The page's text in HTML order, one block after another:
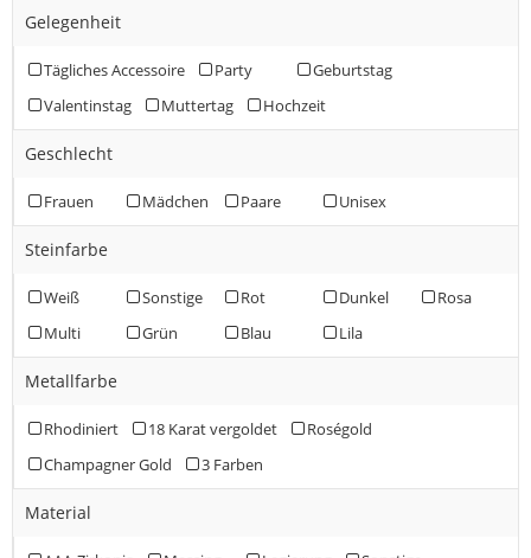
Gelegenheit
Tägliches Accessoire Party
Geburtstag
Valentinstag
Muttertag Hochzeit
Geschlecht
Frauen Mädchen Paare Unisex
Steinfarbe
Weiß Sonstige Rot Dunkel
Rosa
Multi
Grün Blau Lila
Metallfarbe
Rhodiniert 18 Karat vergoldet
Roségold
Champagner Gold
3 Farben
Material